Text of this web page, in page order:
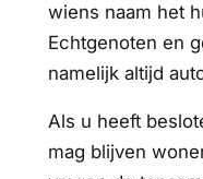
wiens naam het
Echtgenoten en
namelijk altijd
Als u heeft
mag blijven